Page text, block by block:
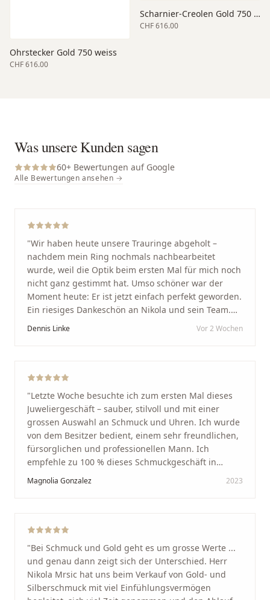
Ohrstecker Gold 750 weiss
CHF 616.00
Scharnier-Creolen Gold 750 weiss 10 x 2.5 mm
CHF 616.00
Was unsere Kunden sagen
60+ Bewertungen auf Google
Alle Bewertungen ansehen →
"Wir haben heute unsere Trauringe abgeholt –
nachdem mein Ring nochmals nachbearbeitet
wurde, weil die Optik beim ersten Mal für mich noch
nicht ganz gestimmt hat. Umso schöner war der
Moment heute: Er ist jetzt einfach perfekt geworden.
Ein riesiges Dankeschön an Nikola und sein Team.
Vom ersten Termin an wurden wir jedes Mal
Arbeit und seine Kunden wirklich am Herzen liegen.
Service und echte Herzlichkeit schätzt, ist hier genau
richtig."
Dennis Linke Vor 2 Wochen
"Letzte Woche besuchte ich zum ersten Mal dieses
Juweliergeschäft – sauber, stilvoll und mit einer
grossen Auswahl an Schmuck und Uhren. Ich wurde
von dem Besitzer bedient, einem sehr freundlichen,
fürsorglichen und professionellen Mann. Ich
empfehle zu 100 % dieses Schmuckgeschäft in
Schaffhausen. Ich selbst war sehr zufrieden und
glücklich mit der Behandlung. Ich danke Ihnen – ich
Magnolia Gonzalez 2023
"Bei Schmuck und Gold geht es um grosse Werte ...
und genau dann zeigt sich der Unterschied. Herr
Nikola Mrsic hat uns beim Verkauf von Gold- und
Silberschmuck mit viel Einfühlungsvermögen